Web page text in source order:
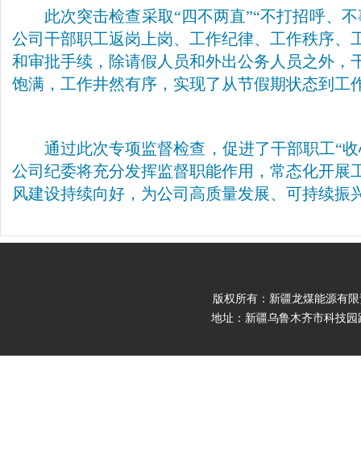
此次突击检查采取“四不两直”“不打招呼、
公司干部职工返岗上岗、工作纪律、工作秩序
和审批手续，除请假人员和外出公务人员之外
饱满，工作井然有序，实现了从节假期状态到
通过此次专项监督检查，促进了干部职工“
公司纪委将充分发挥监督职能作用，常态化开
风建设持续向好，为公司高质量发展、可持续振
版权所有：新疆龙煤能源有限
地址：新疆乌鲁木齐市科技